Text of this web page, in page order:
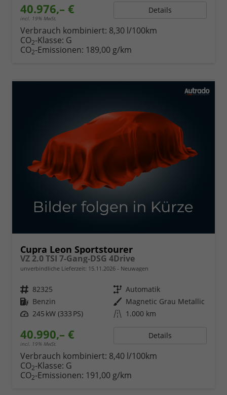
40.976,– €
incl. 19% MwSt.
Details
Verbrauch kombiniert: 8,30 l/100km
CO2-Klasse: G
CO2-Emissionen: 189,00 g/km
Cupra Leon Sportstourer
VZ 2.0 TSI 7-Gang-DSG 4Drive
unverbindliche Lieferzeit: 15.11.2026 Neuwagen
Fahrzeugnr. 82325 Getriebe Automatik
Kraftstoff Benzin Außenfarbe Magnetic Grau Metallic
Leistung 245 kW (333 PS) Kilometerstand 1.000 km
40.990,– €
incl. 19% MwSt.
Details
Verbrauch kombiniert: 8,40 l/100km
CO2-Klasse: G
CO2-Emissionen: 191,00 g/km